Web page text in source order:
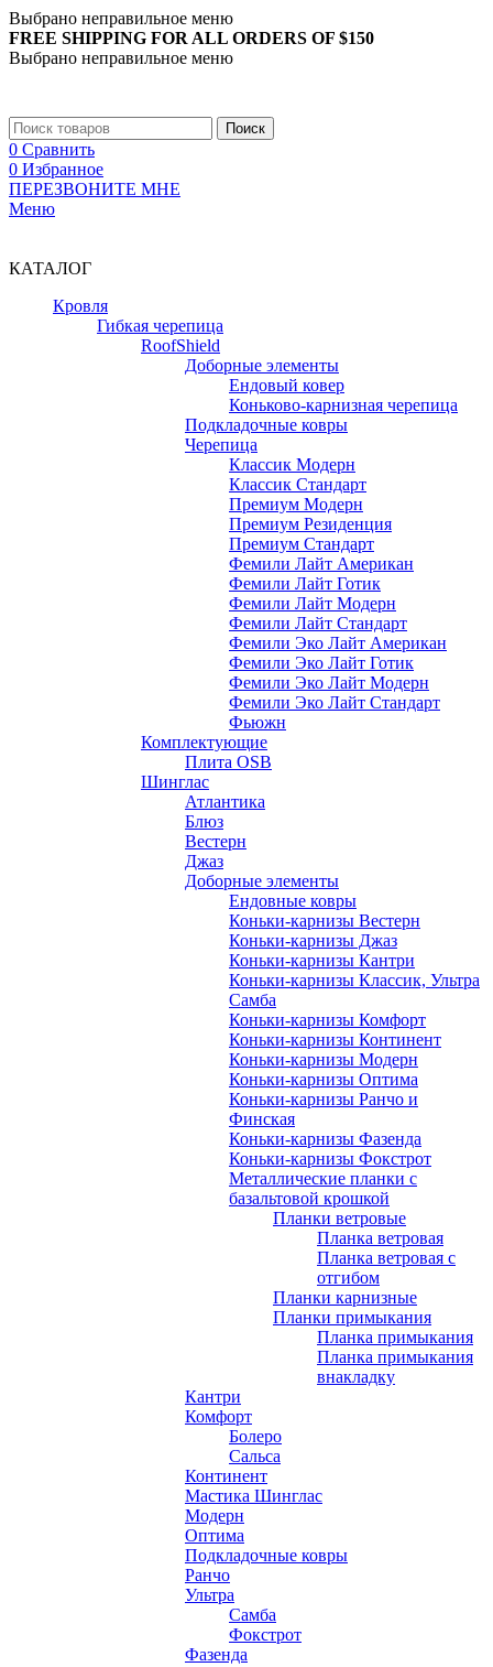
Выбрано неправильное меню
FREE SHIPPING FOR ALL ORDERS OF $150
Выбрано неправильное меню
Поиск
0 Сравнить
0 Избранное
ПЕРЕЗВОНИТЕ МНЕ
Меню
КАТАЛОГ
Кровля
Гибкая черепица
RoofShield
Доборные элементы
Ендовый ковер
Коньково-карнизная черепица
Подкладочные ковры
Черепица
Классик Модерн
Классик Стандарт
Премиум Модерн
Премиум Резиденция
Премиум Стандарт
Фемили Лайт Американ
Фемили Лайт Готик
Фемили Лайт Модерн
Фемили Лайт Стандарт
Фемили Эко Лайт Американ
Фемили Эко Лайт Готик
Фемили Эко Лайт Модерн
Фемили Эко Лайт Стандарт
Фьюжн
Комплектующие
Плита OSB
Шинглас
Атлантика
Блюз
Вестерн
Джаз
Доборные элементы
Ендовные ковры
Коньки-карнизы Вестерн
Коньки-карнизы Джаз
Коньки-карнизы Кантри
Коньки-карнизы Классик, Ультра
Самба
Коньки-карнизы Комфорт
Коньки-карнизы Континент
Коньки-карнизы Модерн
Коньки-карнизы Оптима
Коньки-карнизы Ранчо и
Финская
Коньки-карнизы Фазенда
Коньки-карнизы Фокстрот
Металлические планки с
базальтовой крошкой
Планки ветровые
Планка ветровая
Планка ветровая с
отгибом
Планки карнизные
Планки примыкания
Планка примыкания
Планка примыкания
внакладку
Кантри
Комфорт
Болеро
Сальса
Континент
Мастика Шинглас
Модерн
Оптима
Подкладочные ковры
Ранчо
Ультра
Самба
Фокстрот
Фазенда